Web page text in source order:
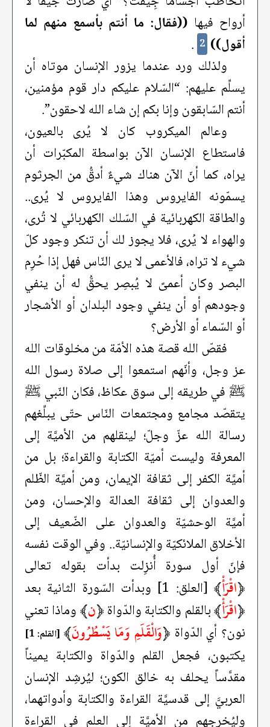
أرواح فيها ((فقال: ما أنتم بأسمع منهم لما
أقول)) 2
.
ولذلك ورد عندما يزور الإنسان موتاه أن
يسلِّم عليهم: “السّلام عليكم دار قوم مؤمنين،
أنتم السّابقون وإنا بكم إن شاء الله لاحقون”.
وعالم الميكروب كان لا يُرى بالعيون،
فاستطاع الإنسان الآن بواسطة المكبّرات أن
يراه، كما أنّ الآن هناك شيءٌ أدقُّ من الجرثوم
يسمّونه الفايروس وهذا الفايروس لا يُرى..
والطاقة الكهربائية في السّلك الكهربائي لا تُرى،
والهواء لا يُرى، فلا يجوز لك أن تنكر وجود كلّ
شيء لا تراه، فالأعمى لا يرى النّاس فهل إذا حُرِم
البصر وكان أعمىً لا يُبصِر يحقُّ له أن ينفي
وجودهم أو أن ينفي وجود البلدان أو الأشجار
أو السّماء أو الأرض؟
فقصّ الله قصة هذه الأمّة من مخلوقات الله
عز وجل، وأنّهم استمعوا إلى صلاة رسول الله
ﷺ في طريقه إلى سوق عكاظ، فكان النّبي ﷺ
يتقصّد مجامع ومجتمعات النّاس حتّى يبلِّغهم
رسالة الله عزّ وجلّ؛ لينقلهم من الأميَّة إلى
المعرفة وليست أميّة الكتابة والقراءة؛ بل من
أميَّة الكفر إلى ثقافة الإيمان، ومن أميَّة الظّلم
والعدوان إلى ثقافة العدالة والإحسان، ومن
أميَّة الوحشيّة والعدوان على الضّعيف إلى
الأخلاق الملائكيّة والإنسانيّة.. وفي الوقت نفسه
فإنّ أول سورة أُنزِلت بدأت بقوله تعالى
﴿اقْرَأْ﴾ [العلق: 1] وبدأت السّورة الثانية بعد
﴿اقْرَأْ﴾بالقلم والكتابة والدّواة﴿ن﴾وماذا تعني
نون؟ أي الدّواة ﴿وَالْقَلَمِ وَمَا يَسْطُرُونَ﴾ [القلم: 1]
يكتبون، فجعل القلم والدّواة والكتابة يميناً
مقدَّساً يحلف به خالق الكون؛ ليُرشِد الإنسان
العربيَّ إلى قدسيَّة القراءة والكتابة وأدواتهما،
وليُخرِجهم من الأميَّة إلى العلم في القراءة